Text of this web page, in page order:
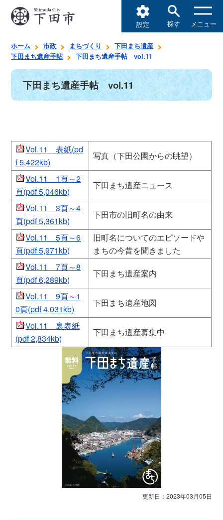
設定 探す メニュー
ホーム 市政 まちづくり
下田まち遺産
下田まち遺産手帖
下田まち遺産手帖 vol.11
下田まち遺産手帖 vol.11
Vol.11 表紙(pd
f 5,422kb)
写真（下田公園からの眺望）
Vol.11 1頁～2
頁(pdf 5,046kb)
下田まち遺産ニュース
Vol.11 3頁～4
頁(pdf 5,361kb)
下田市の旧町名の由来
Vol.11 5頁～6
頁(pdf 5,971kb)
旧町名についてのエピソードや
まちの今昔を聞きました
Vol.11 7頁～8
頁(pdf 6,289kb)
下田まち遺産案内
Vol.11 9頁～1
0頁(pdf 4,031kb)
下田まち遺産地図
Vol.11 裏表紙
(pdf 2,834kb)
下田まち遺産募集中
更新日：2023年03月05日